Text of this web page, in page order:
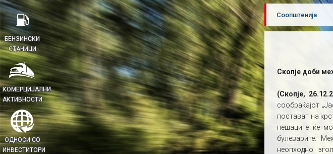
БЕНЗИНСКИ
СТАНИЦИ
КОМЕРЦИЈАЛНИ
АКТИВНОСТИ
ОДНОСИ СО
ИНВЕСТИТОРИ
Соопштенија
Скопје доби
(Скопје,
сообраќајот
постават на
пешаците ќе
булеварите.
неопходно